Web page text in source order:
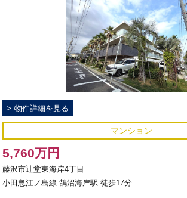
物件詳細を見る
マンション
5,760万円
藤沢市辻堂東海岸4丁目
小田急江ノ島線 鵠沼海岸駅 徒歩17分